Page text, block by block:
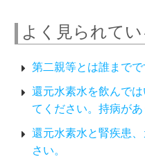
よく見られてい
第二親等とは誰までで
還元水素水を飲んで
てください。持病が
還元水素水と腎疾患
さい。